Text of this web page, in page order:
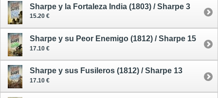
Sharpe y la Fortaleza India (1803) / Sharpe 3
15.20 €
Sharpe y su Peor Enemigo (1812) / Sharpe 15
17.10 €
Sharpe y sus Fusileros (1812) / Sharpe 13
17.10 €